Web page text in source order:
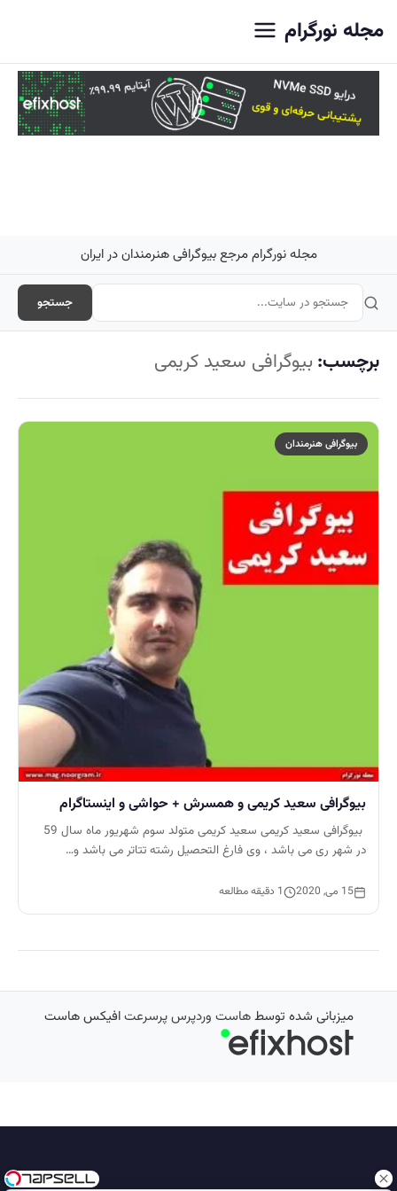
مجله نورگرام
مجله نورگرام مرجع بیوگرافی هنرمندان در ایران
جستجو
برچسب: بیوگرافی سعید کریمی
بیوگرافی هنرمندان
بیوگرافی سعید کریمی و همسرش + حواشی و اینستاگرام
بیوگرافی سعید کریمی سعید کریمی متولد سوم شهریور ماه سال 59
در شهر ری می باشد ، وی فارغ التحصیل رشته تتاتر می باشد و…
15 می, 2020 1 دقیقه مطالعه
میزبانی شده توسطهاست وردپرس پرسرعتافیکس هاست